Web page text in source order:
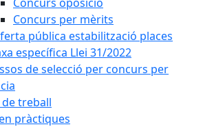
Concurs per mèrits
pública estabilització places
específica Llei 31/2022
de selecció per concurs per
de treball
pràctiques